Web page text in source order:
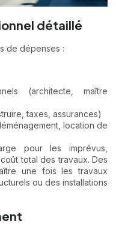
détaillé
de dépenses :
(architecte, maître
taxes, assurances)
location de
pour les imprévus,
total des travaux. Des
une fois les travaux
ou des installations